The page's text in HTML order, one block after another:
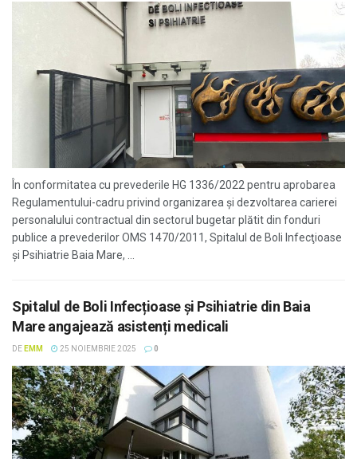
În conformitatea cu prevederile HG 1336/2022 pentru aprobarea
Regulamentului-cadru privind organizarea şi dezvoltarea carierei
personalului contractual din sectorul bugetar plătit din fonduri
publice a prevederilor OMS 1470/2011, Spitalul de Boli Infecţioase
şi Psihiatrie Baia Mare, ...
Spitalul de Boli Infecțioase și Psihiatrie din Baia
Mare angajează asistenți medicali
DE EMM 25 NOIEMBRIE 2025 0